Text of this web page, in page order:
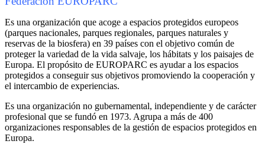
Es una organización que acoge a espacios protegidos europeos
(parques nacionales, parques regionales, parques naturales y
reservas de la biosfera) en 39 países con el objetivo común de
proteger la variedad de la vida salvaje, los hábitats y los paisajes de
Europa. El propósito de EUROPARC es ayudar a los espacios
protegidos a conseguir sus objetivos promoviendo la cooperación y
el intercambio de experiencias.
Es una organización no gubernamental, independiente y de carácter
profesional que se fundó en 1973. Agrupa a más de 400
organizaciones responsables de la gestión de espacios protegidos en
Europa.